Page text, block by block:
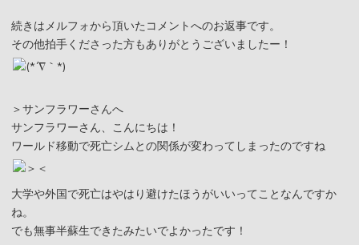
続きはメルフォから頂いたコメントへのお返事です。
その他拍手くださった方もありがとうございましたー！
＞サンフラワーさんへ
サンフラワーさん、こんにちは！
ワールド移動で死亡シムとの関係が変わってしまったのですね
大学や外国で死亡はやはり避けたほうがいいってことなんですか
ね。
でも無事半蘇生できたみたいでよかったです！